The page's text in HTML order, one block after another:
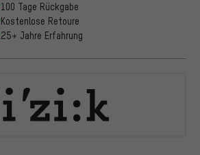
100 Tage Rückgabe
Kostenlose Retoure
25+ Jahre Erfahrung
Fizik